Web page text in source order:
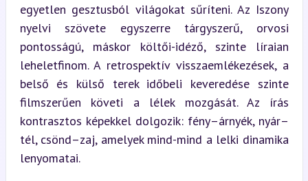
egyetlen gesztusból világokat sűríteni. Az Iszony
nyelvi szövete egyszerre tárgyszerű, orvosi
pontosságú, máskor költői-idéző, szinte líraian
leheletfinom. A retrospektív visszaemlékezések, a
belső és külső terek időbeli keveredése szinte
filmszerűen követi a lélek mozgását. Az írás
kontrasztos képekkel dolgozik: fény–árnyék, nyár–
tél, csönd–zaj, amelyek mind-mind a lelki dinamika
lenyomatai.